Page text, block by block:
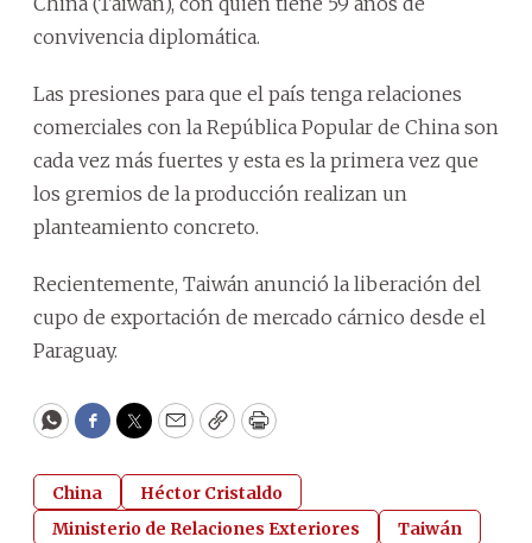
convivencia diplomática.
Las presiones para que el país tenga relaciones
comerciales con la República Popular de China son
cada vez más fuertes y esta es la primera vez que
los gremios de la producción realizan un
planteamiento concreto.
Recientemente, Taiwán anunció la liberación del
cupo de exportación de mercado cárnico desde el
Paraguay.
WhatsApp
Facebook
Twitter
EmailCopyPrint
China
Héctor Cristaldo
Ministerio de Relaciones Exteriores
Taiwán